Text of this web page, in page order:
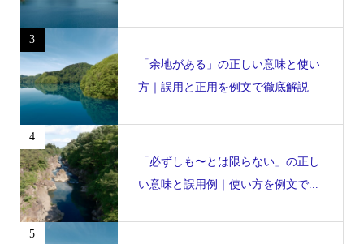
3
「余地がある」の正しい意味と使い
方｜誤用と正用を例文で徹底解説
4
「必ずしも〜とは限らない」の正し
い意味と誤用例｜使い方を例文で...
5